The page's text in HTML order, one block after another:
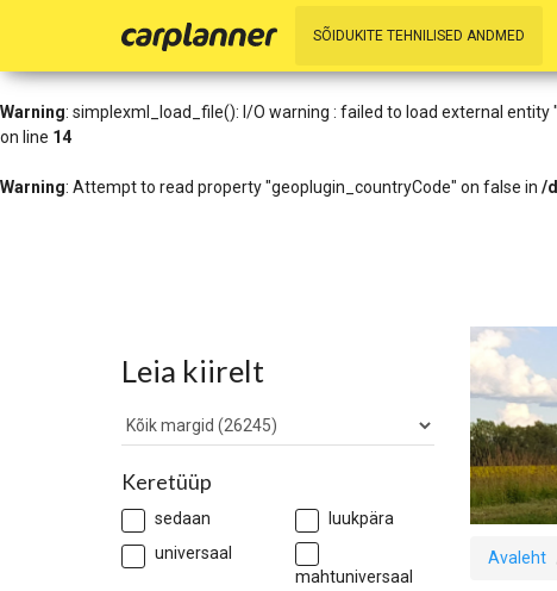
: simplexml_load_file(http://www.geoplugin.net/
Warning: simplexml_load_file(): I/O warning : failed to load external
on line 14
Warning: Attempt to read property "geoplugin_countryCode" on false in /
SÕIDUKITE TEHNILISED ANDMED
Leia kiirelt
Keretüüp
sedaan
luukpära
universaal
mahtuniversaal
Avaleht